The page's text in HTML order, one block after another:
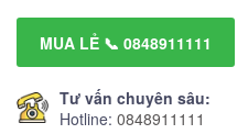
MUA LẺ 📞 0848911111
Tư vấn chuyên sâu:
Hotline: 0848911111